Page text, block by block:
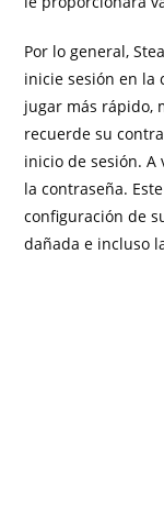
Por lo general,
inicie sesión en la
jugar más rápido,
recuerde su
inicio de sesión. A
la contraseña.
configuración de
dañada e incluso